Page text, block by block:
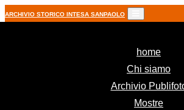
ARCHIVIO STORICO INTESA SANPAOLO
home
Chi siamo
Archivio
Mostre